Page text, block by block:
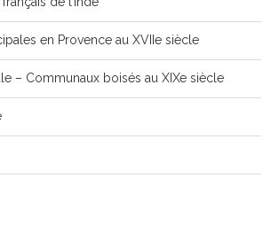
en Provence au XVIIe siècle
– Communaux boisés au XIXe siècle